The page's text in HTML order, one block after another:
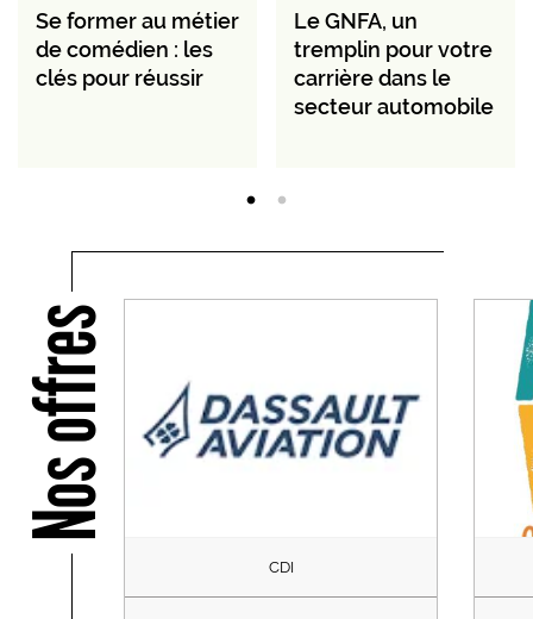
Se former au métier
de comédien : les
clés pour réussir
Le GNFA, un
tremplin pour votre
carrière dans le
secteur automobile
Nos offres
CDI